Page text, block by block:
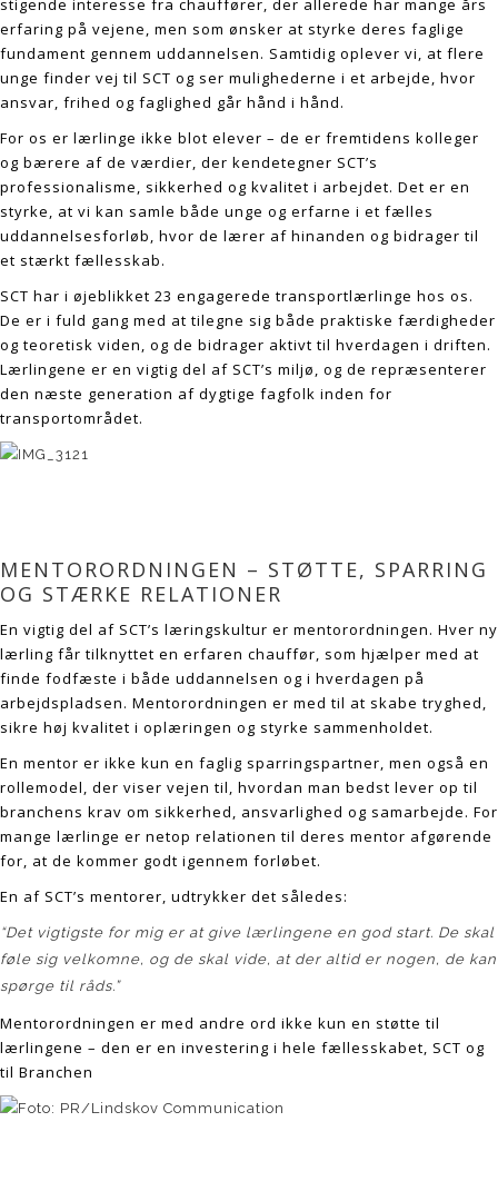
stigende interesse fra chauffører, der allerede har mange års
erfaring på vejene, men som ønsker at styrke deres faglige
fundament gennem uddannelsen. Samtidig oplever vi, at flere
unge finder vej til SCT og ser mulighederne i et arbejde, hvor
ansvar, frihed og faglighed går hånd i hånd.
For os er lærlinge ikke blot elever – de er fremtidens kolleger
og bærere af de værdier, der kendetegner SCT’s
professionalisme, sikkerhed og kvalitet i arbejdet. Det er en
styrke, at vi kan samle både unge og erfarne i et fælles
uddannelsesforløb, hvor de lærer af hinanden og bidrager til
et stærkt fællesskab.
SCT har i øjeblikket 23 engagerede transportlærlinge hos os.
De er i fuld gang med at tilegne sig både praktiske færdigheder
og teoretisk viden, og de bidrager aktivt til hverdagen i driften.
Lærlingene er en vigtig del af SCT’s miljø, og de repræsenterer
den næste generation af dygtige fagfolk inden for
transportområdet.
MENTORORDNINGEN – STØTTE, SPARRING
OG STÆRKE RELATIONER
En vigtig del af SCT’s læringskultur er mentorordningen. Hver ny
lærling får tilknyttet en erfaren chauffør, som hjælper med at
finde fodfæste i både uddannelsen og i hverdagen på
arbejdspladsen. Mentorordningen er med til at skabe tryghed,
sikre høj kvalitet i oplæringen og styrke sammenholdet.
En mentor er ikke kun en faglig sparringspartner, men også en
rollemodel, der viser vejen til, hvordan man bedst lever op til
branchens krav om sikkerhed, ansvarlighed og samarbejde. For
mange lærlinge er netop relationen til deres mentor afgørende
for, at de kommer godt igennem forløbet.
En af SCT’s mentorer, udtrykker det således:
“Det vigtigste for mig er at give lærlingene en god start. De skal
føle sig velkomne, og de skal vide, at der altid er nogen, de kan
spørge til råds.”
Mentorordningen er med andre ord ikke kun en støtte til
lærlingene – den er en investering i hele fællesskabet, SCT og
til Branchen